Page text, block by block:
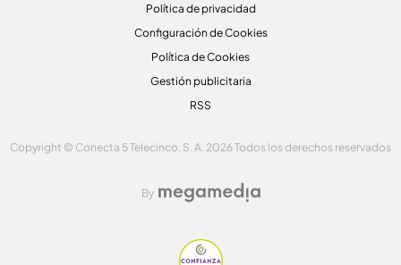
Política de privacidad
Configuración de Cookies
Política de Cookies
Gestión publicitaria
RSS
Copyright © Conecta 5 Telecinco, S. A. 2026 Todos los derechos reservados
By